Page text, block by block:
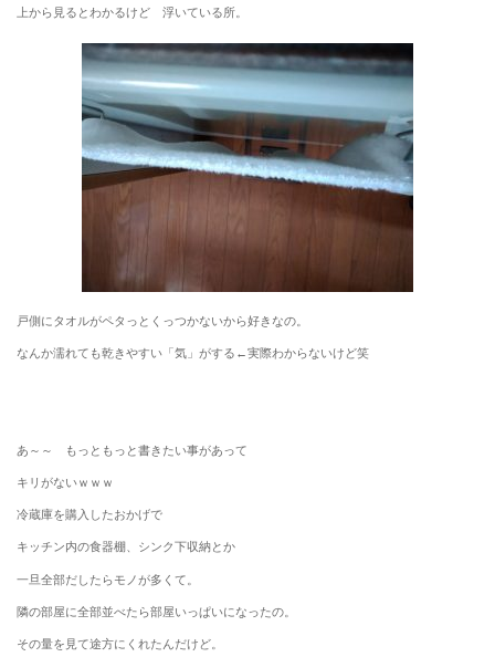
上から見るとわかるけど 浮いている所。
戸側にタオルがペタっとくっつかないから好きなの。
なんか濡れても乾きやすい「気」がする←実際わからないけど笑
あ～～ もっともっと書きたい事があって
キリがないｗｗｗ
冷蔵庫を購入したおかげで
キッチン内の食器棚、シンク下収納とか
一旦全部だしたらモノが多くて。
隣の部屋に全部並べたら部屋いっぱいになったの。
その量を見て途方にくれたんだけど。